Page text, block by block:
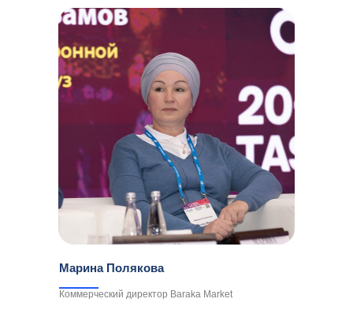
Марина Полякова
Коммерческий директор Baraka Market